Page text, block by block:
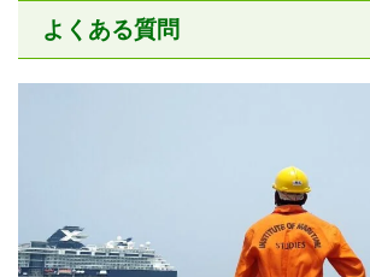
よくある質問